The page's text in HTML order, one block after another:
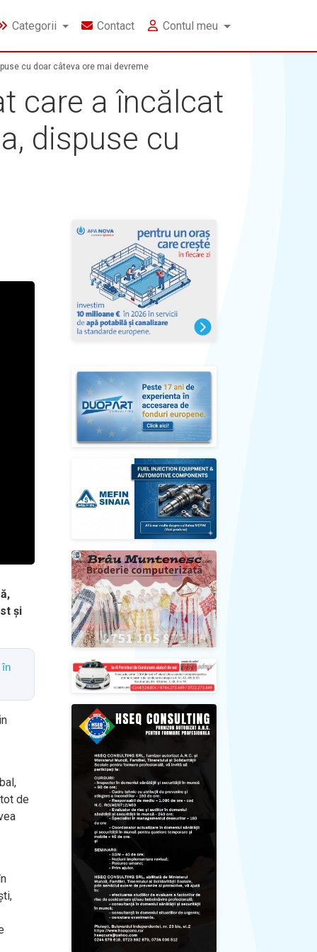
Categorii Contact Contul meu
cu doar câteva ore mai devreme
care a încălcat
dispuse cu
și
în
de